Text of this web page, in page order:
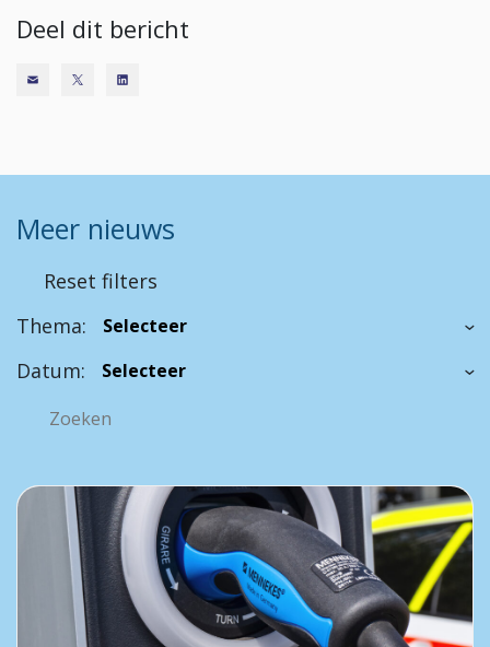
Deel dit bericht
Meer nieuws
Reset filters
Thema:
Datum: